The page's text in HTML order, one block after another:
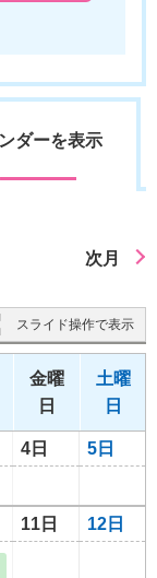
ダーを表示
次月
スライド操作で表示
金曜
日
土曜
日
4日 5日
11日 12日